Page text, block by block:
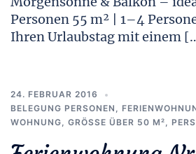
Personen 55 m² | 1–4
Ihren Urlaubstag mit einem
24. FEBRUAR 2016
BELEGUNG PERSONEN ,
OHNUNG
, GRÖSSE ÜBER 50 M² ,